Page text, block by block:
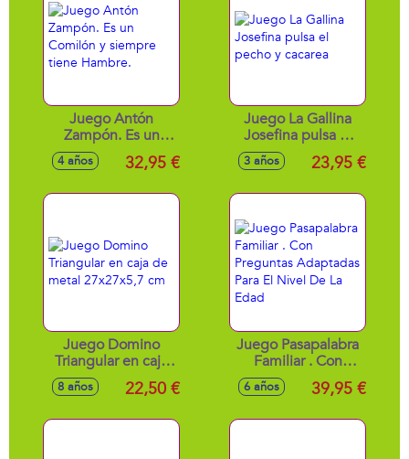
Juego Antón
Zampón. Es un
Comilón y siempre
tiene Hambre.
4 años 32,95 €
Juego La Gallina
Josefina pulsa el
pecho y cacarea
3 años 23,95 €
Juego Domino
Triangular en caja
de metal
27x27x5,7 cm
8 años 22,50 €
Juego Pasapalabra
Familiar . Con
Preguntas
Adaptadas Para El
6 años 39,95 €